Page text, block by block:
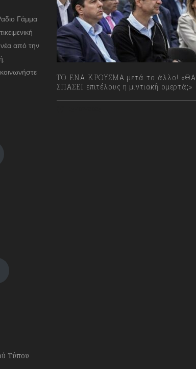
Γάμμα
από την
Τύπου
ΤΟ ΕΝΑ ΚΡΟΥΣΜΑ μετά το άλλο! «ΘΑ
ΣΠΑΣΕΙ επιτέλους η μιντιακή ομερτά;»